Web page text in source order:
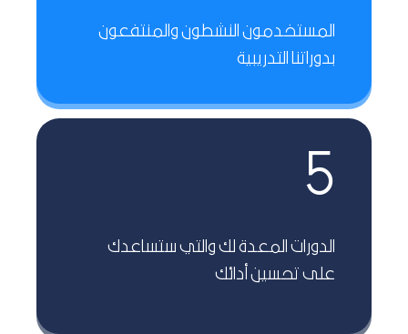
المستخدمون النشطون والمنتفعون
بدوراتنا التدريبية
5
الدورات المعدة لك والتي ستساعدك
على تحسين أدائك